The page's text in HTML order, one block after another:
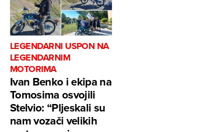
LEGENDARNI USPON NA
LEGENDARNIM
MOTORIMA
Ivan Benko i ekipa na
Tomosima osvojili
Stelvio: “Pljeskali su
nam vozači velikih